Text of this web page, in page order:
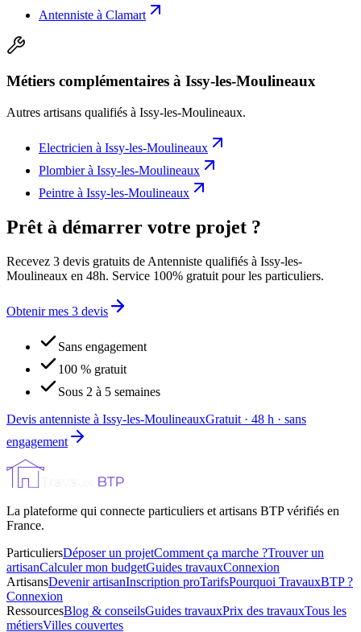
Antenniste à Clamart
Métiers complémentaires à Issy-les-Moulineaux
Autres artisans qualifiés à Issy-les-Moulineaux.
Electricien à Issy-les-Moulineaux
Plombierà Issy-les-Moulineaux
Peintre à Issy-les-Moulineaux
Prêt à démarrer votre projet ?
Recevez 3 devis gratuits de Antenniste qualifiés à Issy-les-
Moulineaux en 48h. Service 100% gratuit pour les particuliers.
Obtenir mes 3 devis
Sans engagement
100 % gratuit
Sous 2 à 5 semaines
Devis antenniste à Issy-les-MoulineauxGratuit · 48 h · sans
engagement
La plateforme qui connecte particuliers et artisans BTP vérifiés en
France.
ParticuliersDéposer un projetComment ça marche ?Trouver un
artisanCalculer mon budgetGuides travauxConnexion
ArtisansDevenir artisanInscription proTarifsPourquoi TravauxBTP ?
Connexion
RessourcesBlog & conseilsGuides travauxPrix des travauxTous les
métiersVilles couvertes